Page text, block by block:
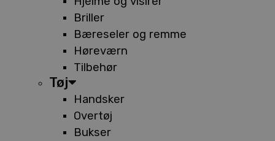
Briller
Bæreseler og remme
Høreværn
Tilbehør
Tøj
Handsker
Overtøj
Bukser